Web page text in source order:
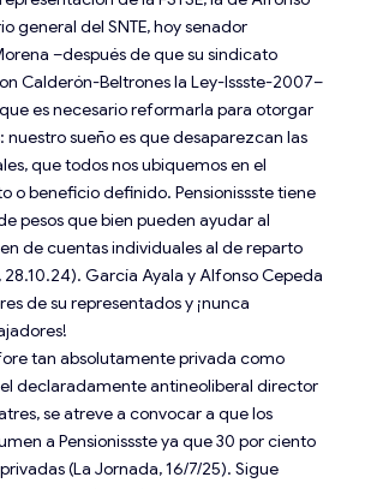
general del SNTE, hoy senador
–después de que su sindicato
Calderón-Beltrones la Ley-Issste-2007–
es necesario reformarla para otorgar
nuestro sueño es que desaparezcan las
que todos nos ubiquemos en el
o beneficio definido. Pensionissste tiene
pesos que bien pueden ayudar al
de cuentas individuales al de reparto
García Ayala y Alfonso Cepeda
de su representados y ¡nunca
tan absolutamente privada como
declaradamente antineoliberal director
se atreve a convocar a que los
a Pensionissste ya que 30 por ciento
(La Jornada, 16/7/25). Sigue